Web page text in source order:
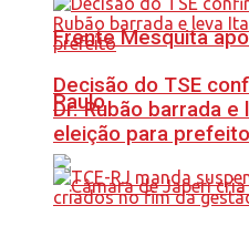
Frente Mesquita
Paulo
Decisão do TSE
Dr. Rubão barrada e
eleição para prefeito